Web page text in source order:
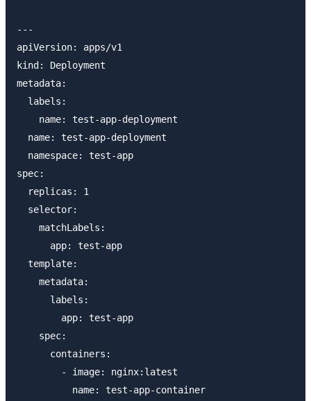
---
apiVersion: apps/v1
kind: Deployment
metadata:
  labels:
    name: test-app-deployment
  name: test-app-deployment
  namespace: test-app
spec:
  replicas: 1
  selector:
    matchLabels:
      app: test-app
  template:
    metadata:
      labels:
        app: test-app
    spec:
      containers:
        - image: nginx:latest
          name: test-app-container